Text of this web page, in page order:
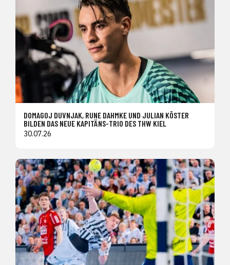
DOMAGOJ DUVNJAK, RUNE DAHMKE UND JULIAN KÖSTER
BILDEN DAS NEUE KAPITÄNS-TRIO DES THW KIEL
30.07.26